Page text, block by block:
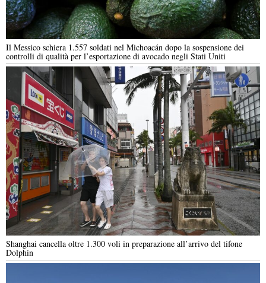
Il Messico schiera 1.557 soldati nel Michoacán dopo la sospensione dei
controlli di qualità per l’esportazione di avocado negli Stati Uniti
Shanghai cancella oltre 1.300 voli in preparazione all’arrivo del tifone
Dolphin